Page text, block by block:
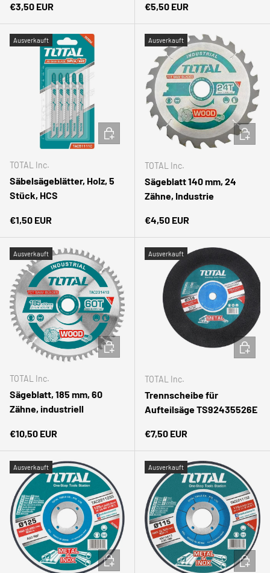
Normaler Preis
€3,50 EUR Normaler Preis
€5,50 EUR
Ausverkauft
TOTAL Inc.
Säbelsägeblätter, Holz, 5
Stück, HCS
Normaler Preis
€1,50 EUR
IN DEN WARENKORB
Ausverkauft
TOTAL Inc.
Sägeblatt 140 mm, 24
Zähne, Industrie
Normaler Preis
€4,50 EUR
IN DEN
Ausverkauft
TOTAL Inc.
Sägeblatt, 185 mm, 60
Zähne, industriell
Normaler Preis
€10,50 EUR
IN DEN WARENKORB
Ausverkauft
TOTAL Inc.
Trennscheibe für
Aufteilsäge TS92435526E
Normaler Preis
€7,50 EUR
IN DEN
Ausverkauft
IN DEN WARENKORB
Ausverkauft
IN DEN